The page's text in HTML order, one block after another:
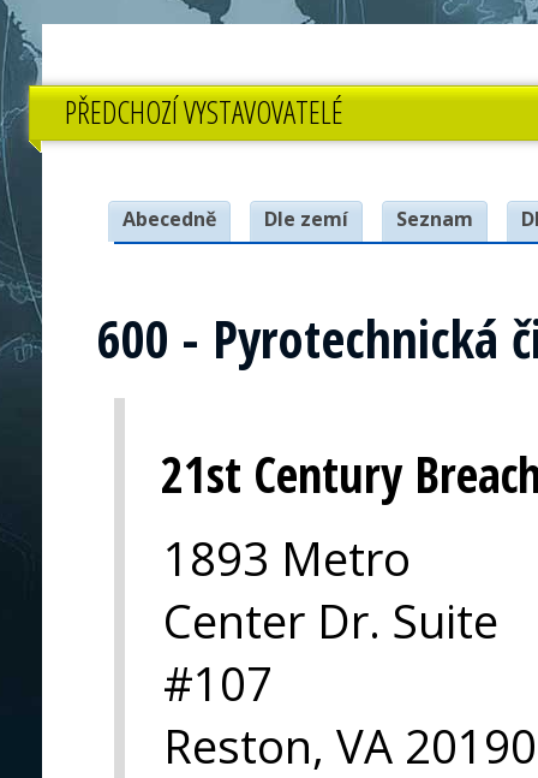
PŘEDCHOZÍ VYSTAVOVATELÉ
Abecedně Dle zemí Seznam
600 - Pyrotechnická
21st Century
1893 Metro
Center Dr. Suite
#107
Reston, VA 20190